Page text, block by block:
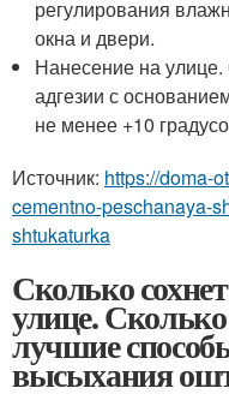
регулирования
окна и двери.
Нанесение на
адгезии с
не менее +10
Источник: https://doma-
cementno-peschanaya-
shtukaturka
Сколько
улице.
лучшие
высыхания